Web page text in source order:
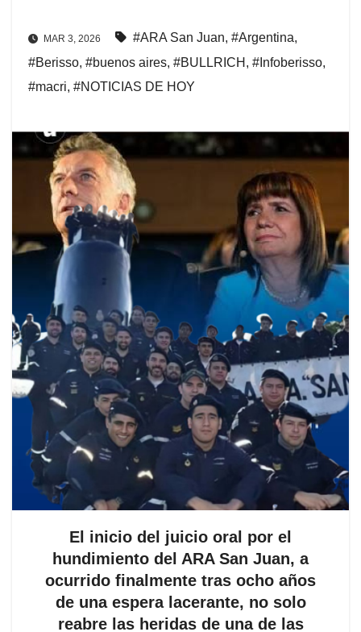
MAR 3, 2026 #ARA San Juan, #Argentina,
#Berisso, #buenos aires, #BULLRICH , #Infoberisso,
#macri, #NOTICIAS DE HOY
El inicio del juicio oral por el
hundimiento del ARA San Juan, a
ocurrido finalmente tras ocho años
de una espera lacerante, no solo
reabre las heridas de una de las